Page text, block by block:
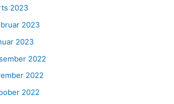
2023
2023
2023
2022
2022
2022